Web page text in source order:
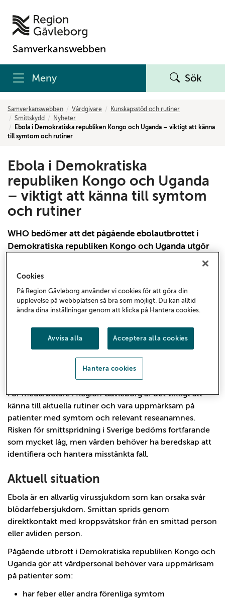
Samverkanswebben
Meny Sök
Samverkanswebben Vårdgivare
Kunskapsstöd och rutiner
Smittskydd
Nyheter
Ebola i Demokratiska republiken Kongo och Uganda – viktigt att känna
till symtom och rutiner
Ebola i Demokratiska
republiken Kongo och Uganda
– viktigt att känna till symtom
och rutiner
WHO bedömer att det pågående ebolautbrottet i
Demokratiska republiken Kongo och Uganda utgör
Region Gävleborg är det viktigt att känna till
följa aktuella rutiner för handläggning vid misstanke
om ebola.
Världshälsoorganisationen (WHO) bedömer att
pågående ebolautbrott i Demokratiska republiken
Kongo och Uganda utgör ett internationellt hälsohot.
Folkhälsomyndigheten följer utvecklingen och har gått
För medarbetare i Region Gävleborg är det viktigt att
känna till aktuella rutiner och vara uppmärksam på
patienter med symtom och relevant reseanamnes.
Risken för smittspridning i Sverige bedöms fortfarande
som mycket låg, men vården behöver ha beredskap att
identifiera och hantera misstänkta fall.
Aktuell situation
Ebola är en allvarlig virussjukdom som kan orsaka svår
blödarfebersjukdom. Smittan sprids genom
direktkontakt med kroppsvätskor från en smittad person
eller avliden person.
Pågående utbrott i Demokratiska republiken Kongo och
Uganda gör att vårdpersonal behöver vara uppmärksam
på patienter som:
har feber eller andra förenliga symtom
Cookies
På Region Gävleborg använder vi cookies för att göra din
upplevelse på webbplatsen så bra som möjligt. Du kan alltid
ändra dina inställningar genom att klicka på Hantera cookies.
Avvisa alla Acceptera alla cookies
Hantera cookies